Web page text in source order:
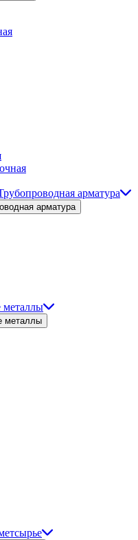
арматура
арматура
металлы